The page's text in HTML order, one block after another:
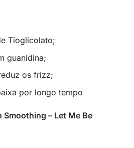
Tioglicolato;
guanidina;
os frizz;
por longo tempo
Smoothing – Let Me Be